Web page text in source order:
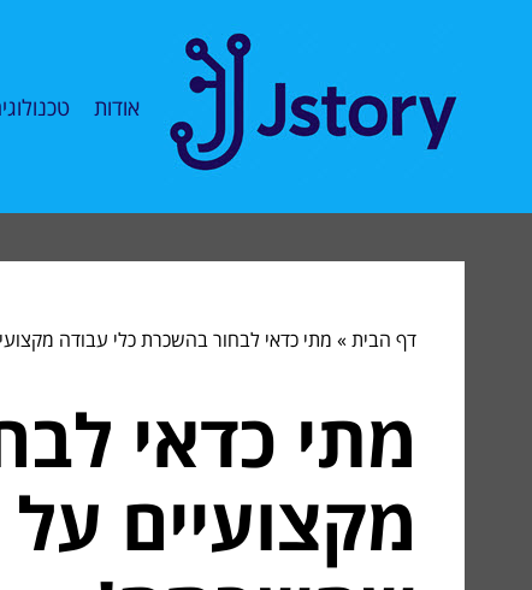
אודות
דף הבית» מתי כדאי לבחור בהשכרת כלי עבודה
מתי כדאי
מקצועיים